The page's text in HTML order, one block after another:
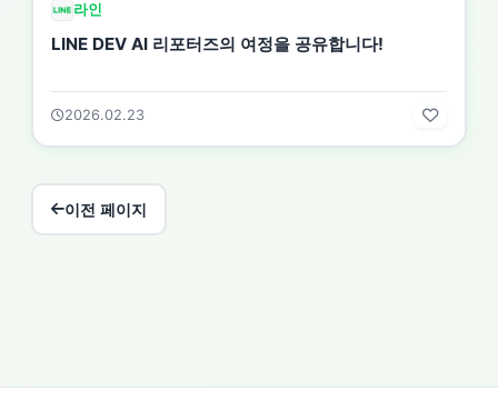
라인
LINE DEV AI 리포터즈의 여정을 공유합니다!
2026.02.23
이전 페이지